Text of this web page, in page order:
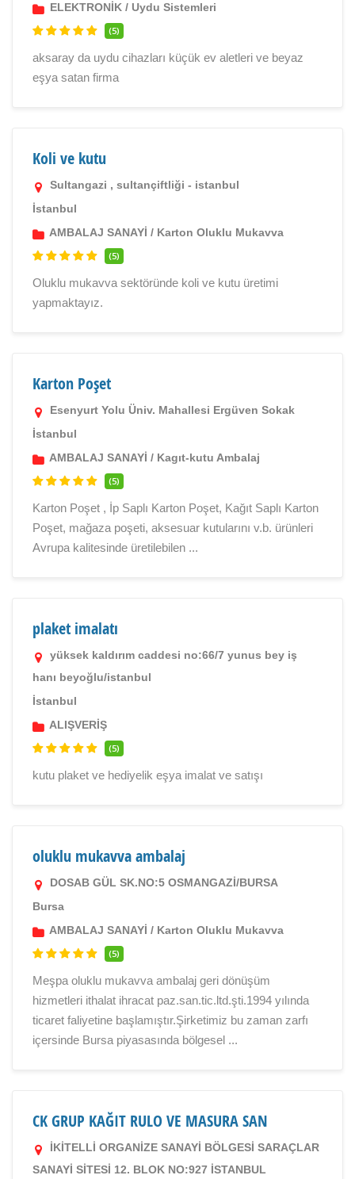
ELEKTRONİK / Uydu Sistemleri
(5)
aksaray da uydu cihazları küçük ev aletleri ve beyaz
eşya satan firma
Koli ve kutu
Sultangazi , sultançiftliği - istanbul
İstanbul
AMBALAJ SANAYİ / Karton Oluklu Mukavva
(5)
Oluklu mukavva sektöründe koli ve kutu üretimi
yapmaktayız.
Karton Poşet
Esenyurt Yolu Üniv. Mahallesi Ergüven Sokak
İstanbul
AMBALAJ SANAYİ / Kagıt-kutu Ambalaj
(5)
Karton Poşet , İp Saplı Karton Poşet, Kağıt Saplı Karton
Poşet, mağaza poşeti, aksesuar kutularını v.b. ürünleri
Avrupa kalitesinde üretilebilen ...
plaket imalatı
yüksek kaldırım caddesi no:66/7 yunus bey iş
hanı beyoğlu/istanbul
İstanbul
ALIŞVERİŞ
(5)
kutu plaket ve hediyelik eşya imalat ve satışı
oluklu mukavva ambalaj
DOSAB GÜL SK.NO:5 OSMANGAZİ/BURSA
Bursa
AMBALAJ SANAYİ / Karton Oluklu Mukavva
(5)
Meşpa oluklu mukavva ambalaj geri dönüşüm
hizmetleri ithalat ihracat paz.san.tic.ltd.şti.1994 yılında
ticaret faliyetine başlamıştır.Şirketimiz bu zaman zarfı
içersinde Bursa piyasasında bölgesel ...
CK GRUP KAĞIT RULO VE MASURA SAN
İKİTELLİ ORGANİZE SANAYİ BÖLGESİ SARAÇLAR
SANAYİ SİTESİ 12. BLOK NO:927 İSTANBUL